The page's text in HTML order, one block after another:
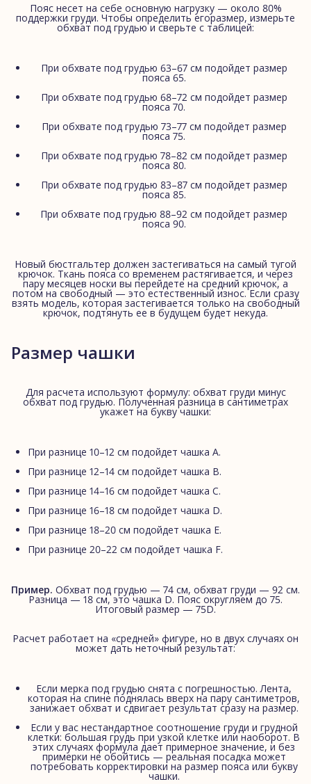
Пояс несет на себе основную нагрузку — около 80%
поддержки груди. Чтобы определить егоразмер, измерьте
обхват под грудью и сверьте с таблицей:
При обхвате под грудью 63–67 см подойдет размер
пояса 65.
При обхвате под грудью 68–72 см подойдет размер
пояса 70.
При обхвате под грудью 73–77 см подойдет размер
пояса 75.
При обхвате под грудью 78–82 см подойдет размер
пояса 80.
При обхвате под грудью 83–87 см подойдет размер
пояса 85.
При обхвате под грудью 88–92 см подойдет размер
пояса 90.
Новый бюстгальтер должен застегиваться на самый тугой
крючок. Ткань пояса со временем растягивается, и через
пару месяцев носки вы перейдете на средний крючок, а
потом на свободный — это естественный износ. Если сразу
взять модель, которая застегивается только на свободный
крючок, подтянуть ее в будущем будет некуда.
Размер чашки
Для расчета используют формулу: обхват груди минус
обхват под грудью. Полученная разница в сантиметрах
укажет на букву чашки:
При разнице 10–12 см подойдет чашка A.
При разнице 12–14 см подойдет чашка B.
При разнице 14–16 см подойдет чашка C.
При разнице 16–18 см подойдет чашка D.
При разнице 18–20 см подойдет чашка E.
При разнице 20–22 см подойдет чашка F.
Пример. Обхват под грудью — 74 см, обхват груди — 92 см.
Разница — 18 см, это чашка D. Пояс округляем до 75.
Итоговый размер — 75D.
Расчет работает на «средней» фигуре, но в двух случаях он
может дать неточный результат:
Если мерка под грудью снята с погрешностью. Лента,
которая на спине поднялась вверх на пару сантиметров,
занижает обхват и сдвигает результат сразу на размер.
Если у вас нестандартное соотношение груди и грудной
клетки: большая грудь при узкой клетке или наоборот. В
этих случаях формула дает примерное значение, и без
примерки не обойтись — реальная посадка может
потребовать корректировки на размер пояса или букву
чашки.